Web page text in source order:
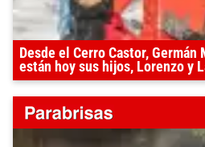
Desde el Cerro Castor,
están hoy sus hijos, Lorenzo y